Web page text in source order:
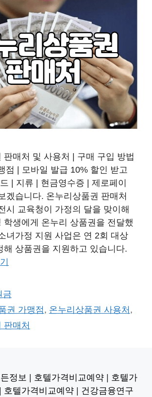
판매처 및 사용처 | 구매 구입 방법
점 | 모바일 발급 10% 할인 받고
| 지류 | 현금영수증 | 제로페이
겠습니다. 온누리상품권 판매처
시 교육청이 가정의 달을 맞이해
학생에게 온누리 상품권을 전달했
녀가정 지원 사업은 연 2회 대상
해 상품권을 지원하고 있습니다.
금
권 가맹점, 온누리상품권 사용처 ,
판매처
정보 호텔가격비교예약| 호텔가
호텔가격비교예약 건강금융연구